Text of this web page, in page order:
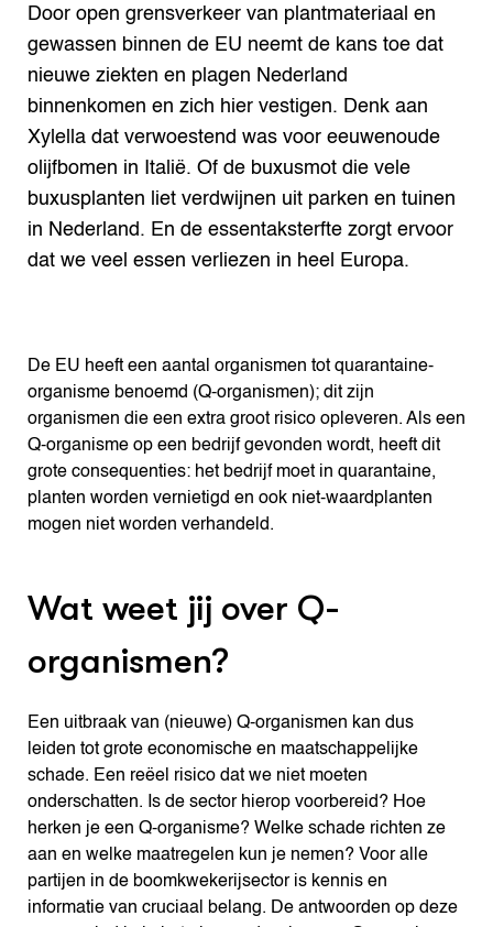
Door open grensverkeer van plantmateriaal en
gewassen binnen de EU neemt de kans toe dat
nieuwe ziekten en plagen Nederland
binnenkomen en zich hier vestigen. Denk aan
Xylella dat verwoestend was voor eeuwenoude
olijfbomen in Italië. Of de buxusmot die vele
buxusplanten liet verdwijnen uit parken en tuinen
in Nederland. En de essentaksterfte zorgt ervoor
dat we veel essen verliezen in heel Europa.
De EU heeft een aantal organismen tot quarantaine-
organisme benoemd (Q-organismen); dit zijn
organismen die een extra groot risico opleveren. Als een
Q-organisme op een bedrijf gevonden wordt, heeft dit
grote consequenties: het bedrijf moet in quarantaine,
planten worden vernietigd en ook niet-waardplanten
mogen niet worden verhandeld.
Wat weet jij over Q-
organismen?
Een uitbraak van (nieuwe) Q-organismen kan dus
leiden tot grote economische en maatschappelijke
schade. Een reëel risico dat we niet moeten
onderschatten. Is de sector hierop voorbereid? Hoe
herken je een Q-organisme? Welke schade richten ze
aan en welke maatregelen kun je nemen? Voor alle
partijen in de boomkwekerijsector is kennis en
informatie van cruciaal belang. De antwoorden op deze